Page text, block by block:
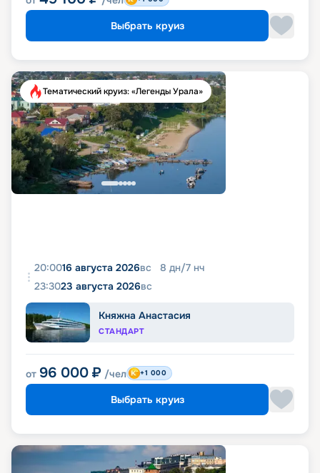
Выбрать круиз
Тематический круиз: «Легенды Урала»
20:0016 августа 2026вс 8 дн/7 нч
23:3023 августа 2026вс
Княжна Анастасия
СТАНДАРТ
от 96 000 ₽ /чел +1 000
Выбрать круиз